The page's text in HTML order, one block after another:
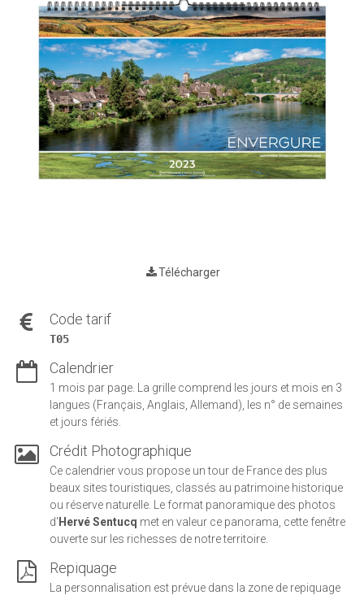
Télécharger
Code tarif
T05
Calendrier
1 mois par page. La grille comprend les jours et mois en 3
langues (Français, Anglais, Allemand), les n° de semaines
et jours fériés.
Crédit Photographique
Ce calendrier vous propose un tour de France des plus
beaux sites touristiques, classés au patrimoine historique
ou réserve naturelle. Le format panoramique des photos
d'Hervé Sentucq met en valeur ce panorama, cette fenêtre
ouverte sur les richesses de notre territoire.
Repiquage
La personnalisation est prévue dans la zone de repiquage